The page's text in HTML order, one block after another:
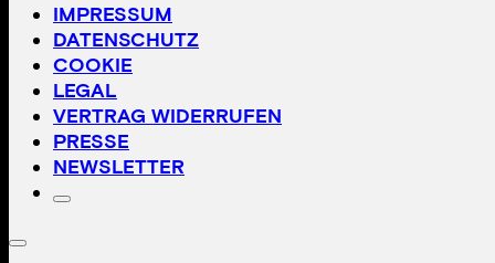
IMPRESSUM
DATENSCHUTZ
COOKIE
LEGAL
VERTRAG WIDERRUFEN
PRESSE
NEWSLETTER